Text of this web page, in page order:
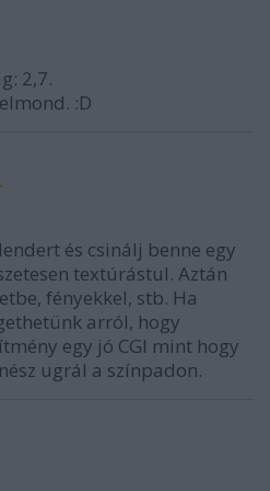
2,7.
:D
és csinálj benne egy
textúrástul. Aztán
fényekkel, stb. Ha
arról, hogy
egy jó CGI mint hogy
ugrál a színpadon.